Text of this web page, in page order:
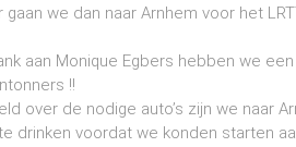
gaan we dan naar Arnhem voor het
aan Monique Egbers hebben we
!!
over de nodige auto’s zijn we naar
drinken voordat we konden starten